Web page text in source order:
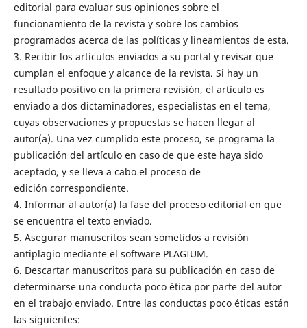
editorial para evaluar sus opiniones sobre el
funcionamiento de la revista y sobre los cambios
programados acerca de las políticas y lineamientos de esta.
3. Recibir los artículos enviados a su portal y revisar que
cumplan el enfoque y alcance de la revista. Si hay un
resultado positivo en la primera revisión, el artículo es
enviado a dos dictaminadores, especialistas en el tema,
cuyas observaciones y propuestas se hacen llegar al
autor(a). Una vez cumplido este proceso, se programa la
publicación del artículo en caso de que este haya sido
aceptado, y se lleva a cabo el proceso de
edición correspondiente.
4. Informar al autor(a) la fase del proceso editorial en que
se encuentra el texto enviado.
5. Asegurar manuscritos sean sometidos a revisión
antiplagio mediante el software PLAGIUM.
6. Descartar manuscritos para su publicación en caso de
determinarse una conducta poco ética por parte del autor
en el trabajo enviado. Entre las conductas poco éticas están
las siguientes: